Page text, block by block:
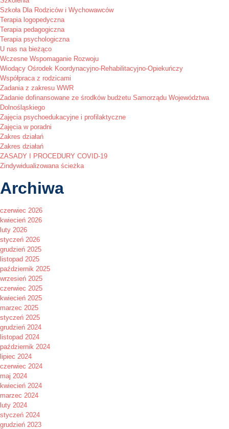
Szkoła Dla Rodziców i Wychowawców
Terapia logopedyczna
Terapia pedagogiczna
Terapia psychologiczna
U nas na bieżąco
Wczesne Wspomaganie Rozwoju
Wiodący Ośrodek Koordynacyjno-Rehabilitacyjno-Opiekuńczy
Współpraca z rodzicami
Zadania z zakresu WWR
Zadanie dofinansowane ze środków budżetu Samorządu Województwa
Dolnośląskiego
Zajęcia psychoedukacyjne i profilaktyczne
Zajęcia w poradni
Zakres działań
Zakres działań
ZASADY I PROCEDURY COVID-19
Zindywidualizowana ścieżka
Archiwa
czerwiec 2026
kwiecień 2026
luty 2026
styczeń 2026
grudzień 2025
listopad 2025
październik 2025
wrzesień 2025
czerwiec 2025
kwiecień 2025
marzec 2025
styczeń 2025
grudzień 2024
listopad 2024
październik 2024
lipiec 2024
czerwiec 2024
maj 2024
kwiecień 2024
marzec 2024
luty 2024
styczeń 2024
grudzień 2023